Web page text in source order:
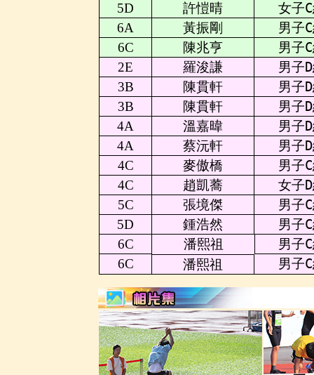
5D
許愷晴
女子
6A
黃振剛
男子
6C
陳兆亨
男子
2E
羅浚謙
男子
3B
陳貫軒
男子
3B
陳貫軒
男子
4A
溫嘉暐
男子
4A
蔡沅軒
男子
4C
麥傲橋
男子
4C
趙凱蕎
女子
5C
張境傑
男子
5D
鍾浩然
男子
6C
潘熙祖
男子
6C
潘熙祖 男子